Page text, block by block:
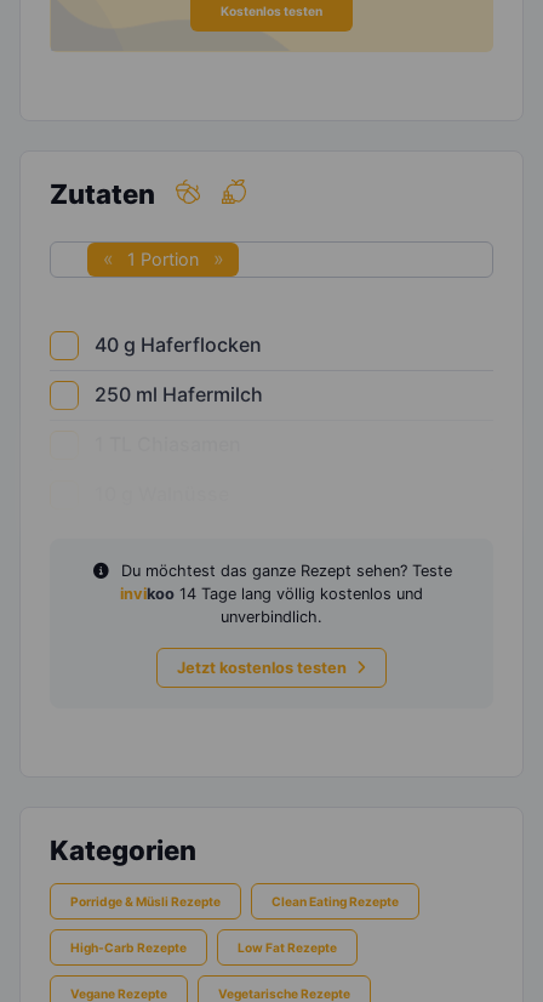
Kostenlos testen
Zutaten
1 Portion
40 g Haferflocken
250 ml Hafermilch
Du möchtest das ganze Rezept sehen? Teste
invikoo 14 Tage lang völlig kostenlos und
unverbindlich.
Jetzt kostenlos testen
Kategorien
Porridge & Müsli Rezepte Clean Eating Rezepte
High-Carb Rezepte Low Fat Rezepte
Vegane Rezepte Vegetarische Rezepte